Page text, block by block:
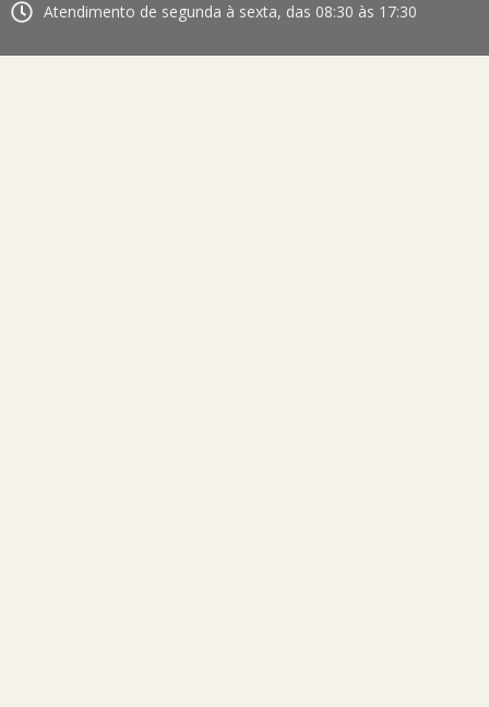
Atendimento de segunda à sexta, das 08:30 às 17:30